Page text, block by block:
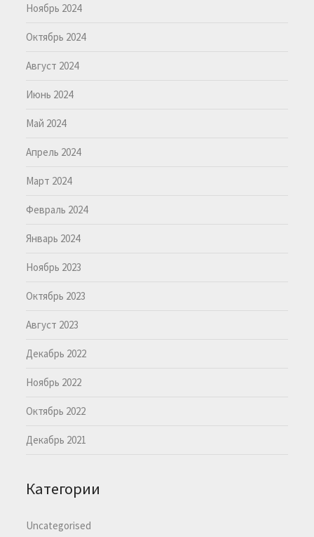
Ноябрь 2024
Октябрь 2024
Август 2024
Июнь 2024
Май 2024
Апрель 2024
Март 2024
Февраль 2024
Январь 2024
Ноябрь 2023
Октябрь 2023
Август 2023
Декабрь 2022
Ноябрь 2022
Октябрь 2022
Декабрь 2021
Категории
Uncategorised